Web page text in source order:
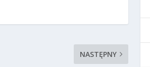
NASTĘPNY